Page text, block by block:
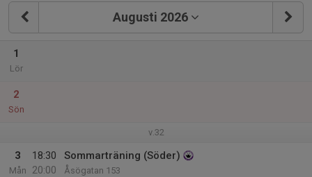
Augusti 2026
1
Lör
2
Sön
v.32
3
Mån
18:30
20:00
Sommarträning (Söder)
Åsögatan 153